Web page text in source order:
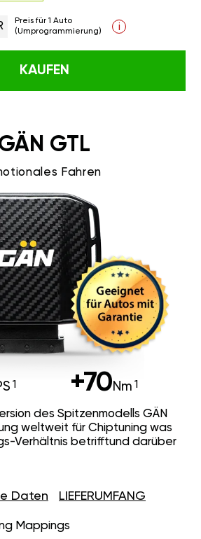
Preis für 1 Auto
(Umprogrammierung)
i
KAUFEN
GTL
Fahren
+70Nm
des Spitzenmodells GÄN
weltweit für Chiptuning was
Verhältnis betrifftund darüber
Daten LIEFERUMFANG
Mappings